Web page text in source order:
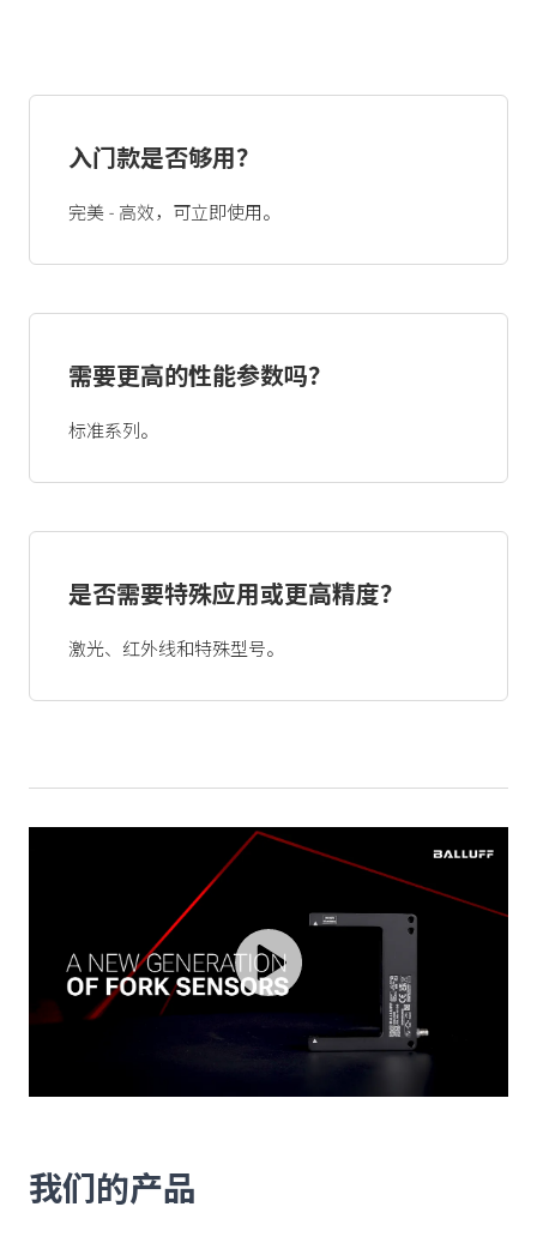
入门款是否够用？
完美 - 高效，可立即使用。
需要更高的性能参数吗？
标准系列。
是否需要特殊应用或更高精度？
激光、红外线和特殊型号。
我们的产品